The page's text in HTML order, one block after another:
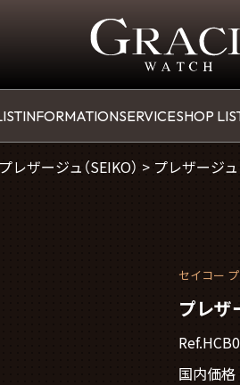
INFORMATIONSERVICESHOP
プレザージュ（SEIKO） > プレザージ
セイコー プ
プレザ
国内価格